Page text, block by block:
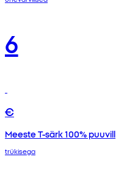
6
€
Meeste T-särk 100% puuvill
trükisega